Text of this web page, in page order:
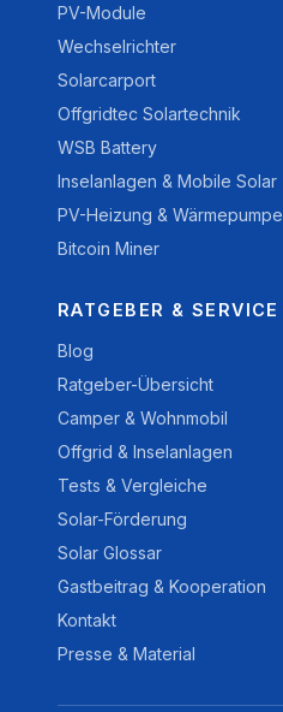
PV-Module
Wechselrichter
Solarcarport
Offgridtec Solartechnik
WSB Battery
Inselanlagen & Mobile Solar
PV-Heizung & Wärmepumpe
Bitcoin Miner
RATGEBER & SERVICE
Blog
Ratgeber-Übersicht
Camper & Wohnmobil
Offgrid & Inselanlagen
Tests & Vergleiche
Solar-Förderung
Solar Glossar
Gastbeitrag & Kooperation
Kontakt
Presse & Material